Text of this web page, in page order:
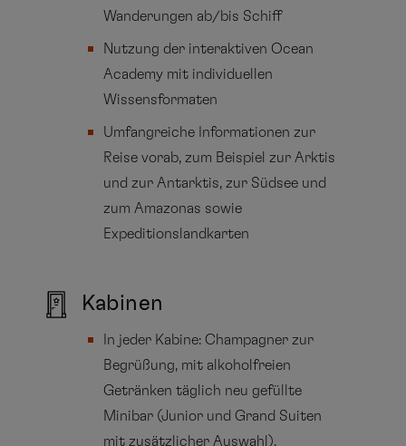
Wanderungen ab/bis Schiff
Nutzung der interaktiven Ocean
Academy mit individuellen
Wissensformaten
Umfangreiche Informationen zur
Reise vorab, zum Beispiel zur Arktis
und zur Antarktis, zur Südsee und
zum Amazonas sowie
Expeditionslandkarten
Kabinen
In jeder Kabine: Champagner zur
Begrüßung, mit alkoholfreien
Getränken täglich neu gefüllte
Minibar (Junior und Grand Suiten
mit zusätzlicher Auswahl),